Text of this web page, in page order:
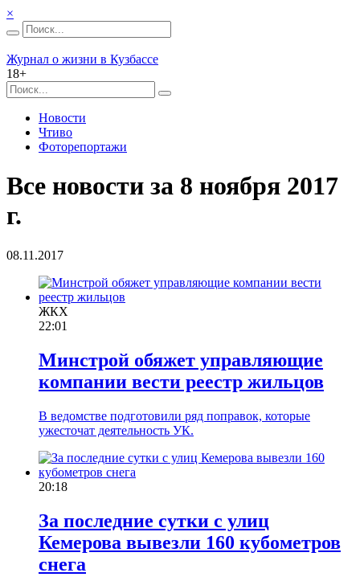
×
Журнал о жизни в Кузбассе
18+
Новости
Чтиво
Фоторепортажи
Все новости за 8 ноября 2017
г.
08.11.2017
ЖКХ
22:01
Минстрой обяжет управляющие
компании вести реестр жильцов
В ведомстве подготовили ряд поправок, которые
ужесточат деятельность УК.
20:18
За последние сутки с улиц
Кемерова вывезли 160 кубометров
снега